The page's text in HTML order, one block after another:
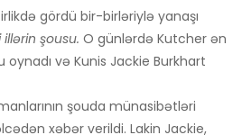
gördü bir-birləriylə yanaşı
şousu. O günlərdə Kutcher ən
və Kunis Jackie Burkhart
şouda münasibətləri
xəbər verildi. Lakin Jackie,